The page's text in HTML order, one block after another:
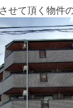
せて頂く物件